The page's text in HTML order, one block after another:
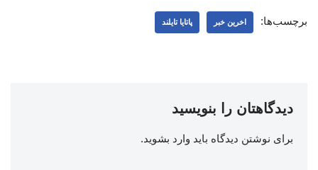
برچسب‌ها: اخرین خبر پاتایا تایلند
دیدگاهتان را بنویسید
برای نوشتن دیدگاه باید وارد بشوید.